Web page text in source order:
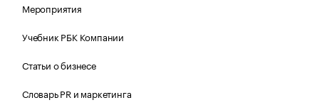
Мероприятия
Учебник РБК Компании
Статьи о бизнесе
Словарь PR и маркетинга